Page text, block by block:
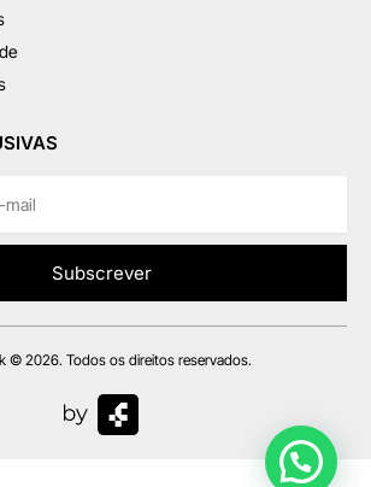
Subscrever
© 2026. Todos os direitos reservados.